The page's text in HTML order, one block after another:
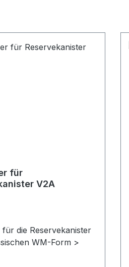
für
V2A
für die Reservekanister
WM-Form >